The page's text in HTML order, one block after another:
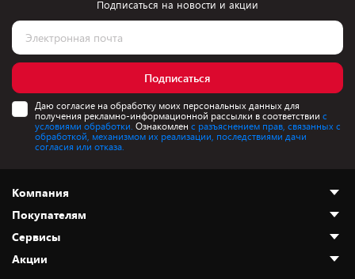
Подписаться на новости и акции
Подписаться
Даю согласие на обработку моих персональных данных для
получения рекламно-информационной рассылки в соответствии с
условиями обработки. Ознакомлен с разъяснением прав, связанных с
обработкой, механизмом их реализации, последствиями дачи
согласия или отказа.
Компания
О нас
Адреса магазинов
Новости
Покупателям
Как сделать заказ
Оплата и доставка
Сервисы
Акции